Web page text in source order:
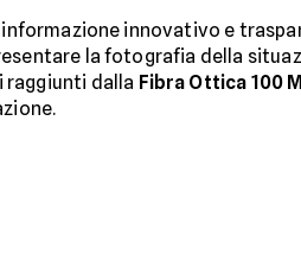
innovativo e
la fotografia della
raggiunti dalla Fibra Ottica 100